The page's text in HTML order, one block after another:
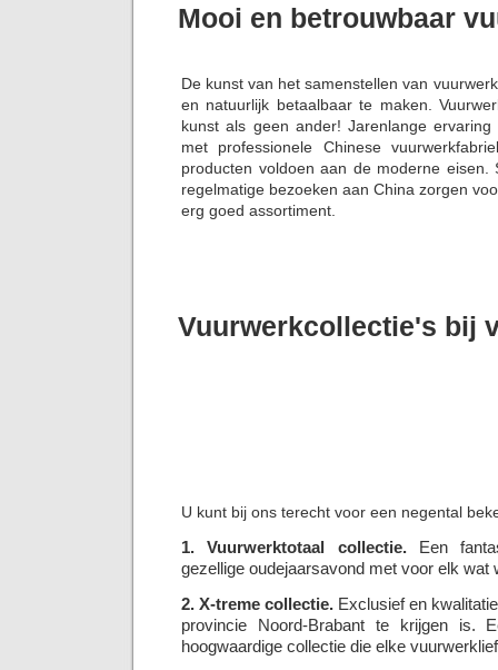
Mooi en betrouwbaar
De kunst van het samenstellen van
en natuurlijk betaalbaar te maken.
kunst als geen ander! Jarenlange
met professionele Chinese
producten voldoen aan de moderne eisen.
regelmatige bezoeken aan China zorgen
erg goed assortiment.
Vuurwerkcollectie's bij
U kunt bij ons terecht voor een negental
1. Vuurwerktotaal collectie.Een
gezellige oudejaarsavond met voor elk wat
2. X-treme collectie. Exclusief en
provincie Noord-Brabant te krijgen is.
hoogwaardige collectie die elke